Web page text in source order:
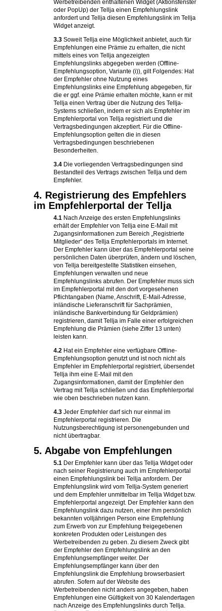
Werbetreibenden enthaltenen Widget (Aktionsfenster
oder PopUp) der Tellja einen Empfehlungslink
anfordert und Tellja diesen Empfehlungslink im Tellja
Widget anzeigt.
3.3 Soweit Tellja eine Möglichkeit anbietet, auch für
Empfehlungen eine Prämie zu erhalten, die nicht
mittels eines von Tellja angezeigten
Empfehlungslinks abgegeben werden (Offline-
Empfehlungsoption, Variante (i)), gilt Folgendes: Hat
der Empfehler ohne Nutzung eines
Empfehlungslinks eine Empfehlung abgegeben, für
die er ggf. eine Prämie erhalten möchte, kann er mit
Tellja einen Vertrag über die Nutzung des Tellja-
Systems schließen, indem er sich als Empfehler im
Empfehlerportal von Tellja registriert und die
Vertragsbedingungen akzeptiert. Für die Offline-
Empfehlungsoption gelten die in diesen
Vertragsbedingungen beschriebenen
Besonderheiten.
3.4 Die vorliegenden Vertragsbedingungen sind
Bestandteil des Vertrags zwischen Tellja und dem
Empfehler.
4. Registrierung des Empfehlers
im Empfehlerportal der Tellja
4.1 Nach Anzeige des ersten Empfehlungslinks
erhält der Empfehler von Tellja eine E-Mail mit
Zugangsinformationen zum Bereich „Registrierte
Mitglieder“ des Tellja Empfehlerportals im Internet.
Der Empfehler kann über das Empfehlerportal seine
persönlichen Daten überprüfen, ändern und löschen,
von Tellja bereitgestellte Statistiken einsehen,
Empfehlungen verwalten und neue
Empfehlungslinks abrufen. Der Empfehler muss sich
im Empfehlerportal mit den dort vorgesehenen
Pflichtangaben (Name, Anschrift, E-Mail-Adresse,
inländische Lieferanschrift für Sachprämien,
inländische Bankverbindung für Geldprämien)
registrieren, damit Tellja im Falle einer erfolgreichen
Empfehlung die Prämien (siehe Ziffer 13 unten)
leisten kann.
4.2 Hat ein Empfehler eine verfügbare Offline-
Empfehlungsoption genutzt und ist noch nicht als
Empfehler im Empfehlerportal registriert, übersendet
Tellja ihm eine E-Mail mit den
Zugangsinformationen, damit der Empfehler den
Vertrag mit Tellja schließen und das Empfehlerportal
wie oben beschrieben nutzen kann.
4.3 Jeder Empfehler darf sich nur einmal im
Empfehlerportal registrieren. Die
Nutzungsberechtigung ist personengebunden und
nicht übertragbar.
5. Abgabe von Empfehlungen
5.1 Der Empfehler kann über das Tellja Widget oder
nach seiner Registrierung auch im Empfehlerportal
einen Empfehlungslink bei Tellja anfordern. Der
Empfehlungslink wird vom Tellja-System generiert
und dem Empfehler unmittelbar im Tellja Widget bzw.
Empfehlerportal angezeigt. Der Empfehler kann den
Empfehlungslink dazu nutzen, einer ihm persönlich
bekannten volljährigen Person eine Empfehlung
zum Erwerb von zur Empfehlung freigegebenen
konkreten Produkten oder Leistungen des
Werbetreibenden zu geben. Zu diesem Zweck gibt
der Empfehler den Empfehlungslink an den
Empfehlungsempfänger weiter. Der
Empfehlungsempfänger kann über den
Empfehlungslink die Empfehlung browserbasiert
abrufen. Sofern auf der Website des
Werbetreibenden nicht anders angegeben, haben
Empfehlungen eine Gültigkeit von 30 Kalendertagen
nach Anzeige des Empfehlungslinks durch Tellja.